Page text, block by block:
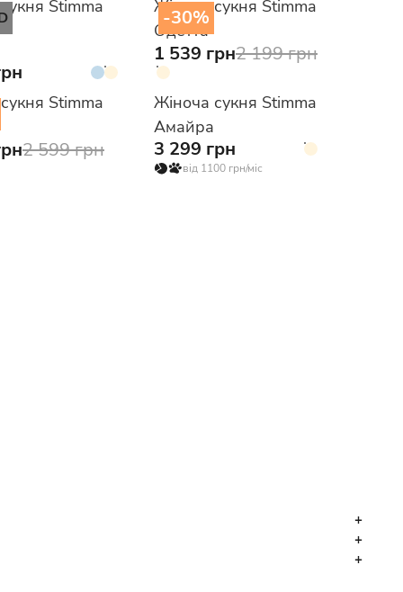
Stimma
-30%
Жіноча сукня Stimma
Одетта
1 539 грн2 199 грн
Stimma
2 599 грн
Жіноча сукня Stimma
Амайра
3 299 грн
від 1100 грн/міс